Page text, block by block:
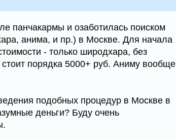
панчакармы и озаботилась поиском
анима, и пр.) в Москве. Для начала
- только широдхара, без
порядка 5000+ руб. Аниму вообще
подобных процедур в Москве в
деньги? Буду очень